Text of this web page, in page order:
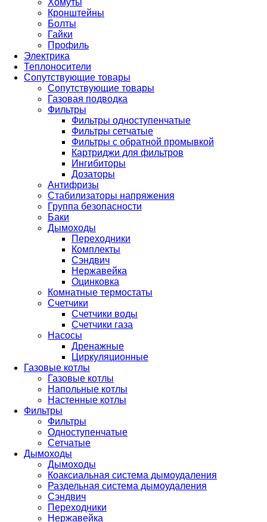
Хомуты
Кронштейны
Болты
Гайки
Профиль
Электрика
Теплоносители
Сопутствующие товары
Сопутствующие товары
Газовая подводка
Фильтры
Фильтры одноступенчатые
Фильтры сетчатые
Фильтры с обратной промывкой
Картриджи для фильтров
Ингибиторы
Дозаторы
Антифризы
Стабилизаторы напряжения
Группа безопасности
Баки
Дымоходы
Переходники
Комплекты
Сэндвич
Нержавейка
Оцинковка
Комнатные термостаты
Счетчики
Счетчики воды
Счетчики газа
Насосы
Дренажные
Циркуляционные
Газовые котлы
Газовые котлы
Напольные котлы
Настенные котлы
Фильтры
Фильтры
Одноступенчатые
Сетчатые
Дымоходы
Дымоходы
Коаксиальная система дымоудаления
Раздельная система дымоудаления
Сэндвич
Переходники
Нержавейка